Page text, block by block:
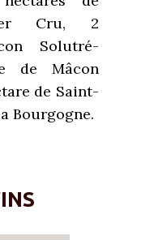
de
Cru, 2
Solutré-
de Mâcon
de Saint-
Bourgogne.